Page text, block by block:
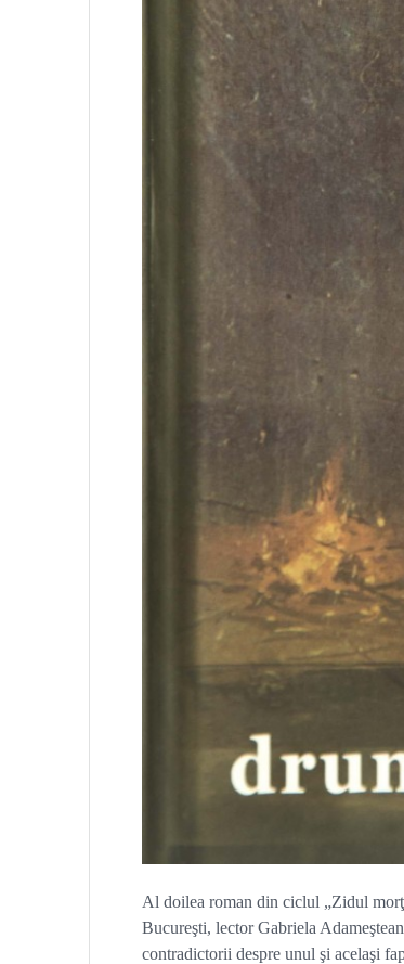
Al doilea roman din ciclul „Zidul
Bucureşti, lector Gabriela
contradictorii despre unul şi acelaşi